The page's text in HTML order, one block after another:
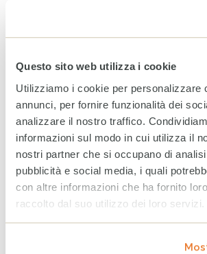
Questo sito web utilizza i cookie
Utilizziamo i cookie per personalizzare
annunci, per fornire funzionalità dei
analizzare il nostro traffico.
informazioni sul modo in cui utilizza il
nostri partner che si occupano di
pubblicità e social media, i quali
con altre informazioni che ha fornito
raccolto dal suo utilizzo dei loro servizi.
GHI 2025: a causa della crisi climatica
fame acuta
Notizie